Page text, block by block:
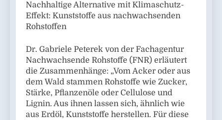
Nachhaltige Alternative mit Klimaschutz-
Effekt: Kunststoffe aus nachwachsenden
Rohstoffen
Dr. Gabriele Peterek von der Fachagentur
Nachwachsende Rohstoffe (FNR) erläutert
die Zusammenhänge: „Vom Acker oder aus
dem Wald stammen Rohstoffe wie Zucker,
Stärke, Pflanzenöle oder Cellulose und
Lignin. Aus ihnen lassen sich, ähnlich wie
aus Erdöl, Kunststoffe herstellen. Für diese